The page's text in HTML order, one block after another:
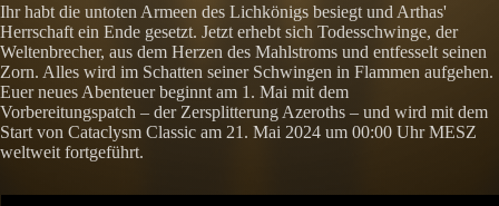
Ihr habt die untoten Armeen des Lichkönigs besiegt und Arthas'
Herrschaft ein Ende gesetzt. Jetzt erhebt sich Todesschwinge, der
Weltenbrecher, aus dem Herzen des Mahlstroms und entfesselt seinen
Zorn. Alles wird im Schatten seiner Schwingen in Flammen aufgehen.
Euer neues Abenteuer beginnt am 1. Mai mit dem
Vorbereitungspatch – der Zersplitterung Azeroths – und wird mit dem
Start von Cataclysm Classic am 21. Mai 2024 um 00:00 Uhr MESZ
weltweit fortgeführt.